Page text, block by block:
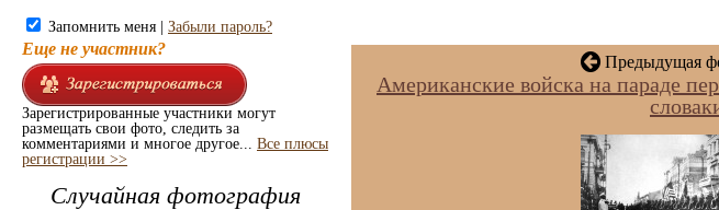
Запомнить меня | Забыли пароль?
Еще не участник?
Зарегистрированные участники могут
размещать свои фото, следить за
комментариями и многое другое... Все плюсы
регистрации >>
Случайная фотография
Предыдущая
Американские войска на параде